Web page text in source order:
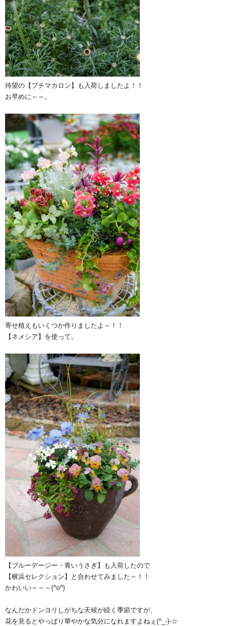
待望の【プチマカロン】も入荷しましたよ！！
お早めに～～。
寄せ植えもいくつか作りましたよ～！！
【ネメシア】を使って。
【ブルーデージー・青いうさぎ】も入荷したので
【横浜セレクション】と合わせてみました～！！
かわいい～～～(^o^)
なんだかドンヨリしがちな天候が続く季節ですが、
花を見るとやっぱり華やかな気分になれますよねぇ(^_-)-☆